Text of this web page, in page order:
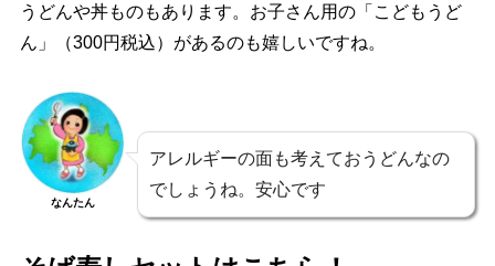
うどんや丼ものもあります。お子さん用の「こどもうど
ん」（300円税込）があるのも嬉しいですね。
なんたん
アレルギーの面も考えておうどんなの
でしょうね。安心です